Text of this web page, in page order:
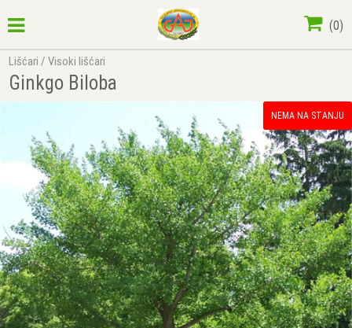
(0)
Lišćari /Visoki lišćari
Ginkgo Biloba
NEMA NA STANJU